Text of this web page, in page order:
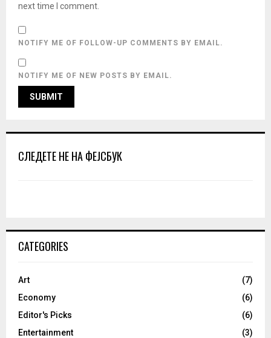
next time I comment.
NOTIFY ME OF FOLLOW-UP COMMENTS BY EMAIL.
NOTIFY ME OF NEW POSTS BY EMAIL.
СЛЕДЕТЕ НЕ НА ФЕЈСБУК
CATEGORIES
Art
(7)
Economy
(6)
Editor's Picks
(6)
Entertainment
(3)